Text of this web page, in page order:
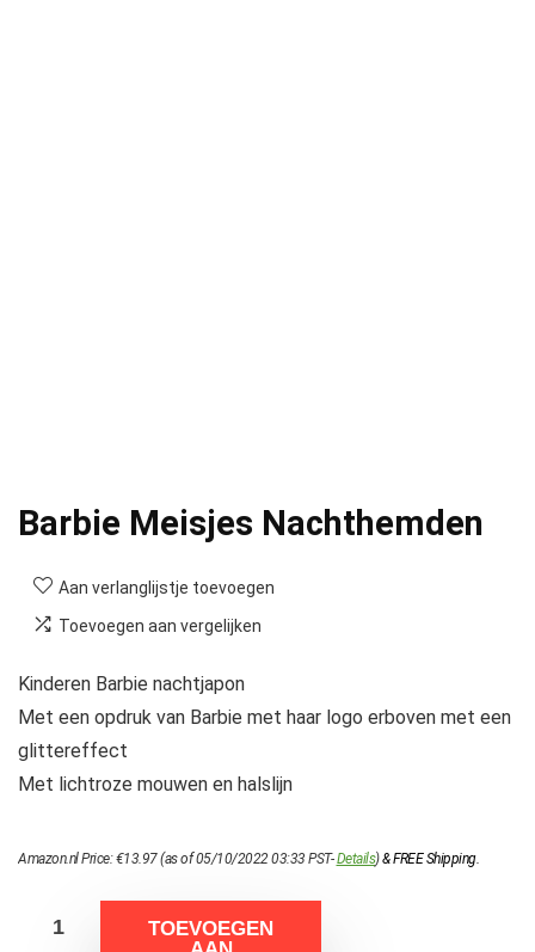
Barbie Meisjes Nachthemden
Aan verlanglijstje toevoegen
Toevoegen aan vergelijken
Kinderen Barbie nachtjapon
Met een opdruk van Barbie met haar logo erboven met een
glittereffect
Met lichtroze mouwen en halslijn
Amazon.nl Price:€13.97(as of 05/10/2022 03:33 PST-Details)&FREE Shipping.
TOEVOEGEN